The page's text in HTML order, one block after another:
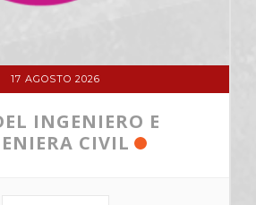
17 AGOSTO 2026
INGENIERO E
CIVIL